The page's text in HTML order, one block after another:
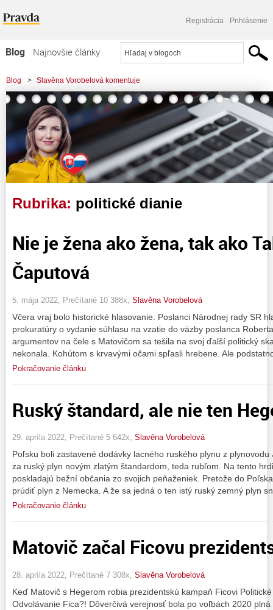
Registrácia Prihlásenie
Blog
Najnovšie články
Najčítanejšie články
Najkomentovanejšie články
Zoznam blogov
Komerčné blogy
Blog > Slavěna Vorobelová komentuje
Rubrika: politické dianie
Nie je žena ako žena, tak ako
Čaputová
5. mája 2022, Prečítané 10 388x, Slavěna Vorobelová
Včera vraj bolo historické hlasovanie. Poslanci Národnej rady SR
prokuratúry o vydanie súhlasu na vzatie do väzby poslanca
argumentov na čele s Matovičom sa tešila na svoj ďalší politický
nekonala. Kohútom s krvavými očami spľasli hrebene. Ale
Pokračovanie článku
Ruský štandard, ale nie ten
29. apríla 2022, Prečítané 5 642x, Slavěna Vorobelová
Poľsku boli zastavené dodávky lacného ruského plynu z
za ruský plyn novým zlatým štandardom, teda rubľom. Na tento
poskladajú bežní občania zo svojich peňaženiek. Pretože do
prúdiť plyn z Nemecka. A že sa jedná o ten istý ruský zemný plyn
Pokračovanie článku
Matovič začal Ficovu
28. apríla 2022, Prečítané 7 308x, Slavěna Vorobelová
Keď Matovič s Hegerom robia prezidentskú kampaň Ficovi
Odvolávanie Fica?! Dôverčivá verejnosť bola po voľbách 2020